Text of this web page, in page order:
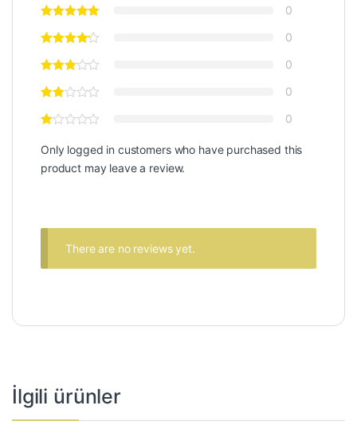
0
0
0
0
0
Only logged in customers who have purchased this
product may leave a review.
There are no reviews yet.
İlgili ürünler